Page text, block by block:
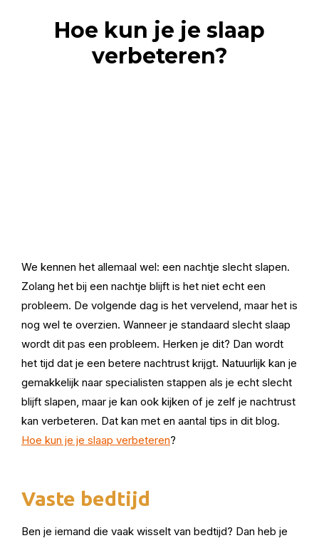
Hoe kun je je slaap
verbeteren?
We kennen het allemaal wel: een nachtje slecht slapen.
Zolang het bij een nachtje blijft is het niet echt een
probleem. De volgende dag is het vervelend, maar het is
nog wel te overzien. Wanneer je standaard slecht slaap
wordt dit pas een probleem. Herken je dit? Dan wordt
het tijd dat je een betere nachtrust krijgt. Natuurlijk kan je
gemakkelijk naar specialisten stappen als je echt slecht
blijft slapen, maar je kan ook kijken of je zelf je nachtrust
kan verbeteren. Dat kan met en aantal tips in dit blog.
Hoe kun je je slaap verbeteren?
Vaste bedtijd
Ben je iemand die vaak wisselt van bedtijd? Dan heb je